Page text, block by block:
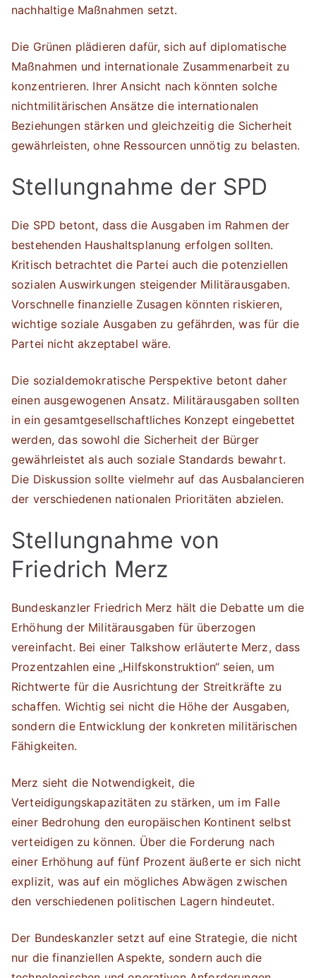
nachhaltige Maßnahmen setzt.
Die Grünen plädieren dafür, sich auf diplomatische
Maßnahmen und internationale Zusammenarbeit zu
konzentrieren. Ihrer Ansicht nach könnten solche
nichtmilitärischen Ansätze die internationalen
Beziehungen stärken und gleichzeitig die Sicherheit
gewährleisten, ohne Ressourcen unnötig zu belasten.
Stellungnahme der SPD
Die SPD betont, dass die Ausgaben im Rahmen der
bestehenden Haushaltsplanung erfolgen sollten.
Kritisch betrachtet die Partei auch die potenziellen
sozialen Auswirkungen steigender Militärausgaben.
Vorschnelle finanzielle Zusagen könnten riskieren,
wichtige soziale Ausgaben zu gefährden, was für die
Partei nicht akzeptabel wäre.
Die sozialdemokratische Perspektive betont daher
einen ausgewogenen Ansatz. Militärausgaben sollten
in ein gesamtgesellschaftliches Konzept eingebettet
werden, das sowohl die Sicherheit der Bürger
gewährleistet als auch soziale Standards bewahrt.
Die Diskussion sollte vielmehr auf das Ausbalancieren
der verschiedenen nationalen Prioritäten abzielen.
Stellungnahme von
Friedrich Merz
Bundeskanzler Friedrich Merz hält die Debatte um die
Erhöhung der Militärausgaben für überzogen
vereinfacht. Bei einer Talkshow erläuterte Merz, dass
Prozentzahlen eine „Hilfskonstruktion“ seien, um
Richtwerte für die Ausrichtung der Streitkräfte zu
schaffen. Wichtig sei nicht die Höhe der Ausgaben,
sondern die Entwicklung der konkreten militärischen
Fähigkeiten.
Merz sieht die Notwendigkeit, die
Verteidigungskapazitäten zu stärken, um im Falle
einer Bedrohung den europäischen Kontinent selbst
verteidigen zu können. Über die Forderung nach
einer Erhöhung auf fünf Prozent äußerte er sich nicht
explizit, was auf ein mögliches Abwägen zwischen
den verschiedenen politischen Lagern hindeutet.
Der Bundeskanzler setzt auf eine Strategie, die nicht
nur die finanziellen Aspekte, sondern auch die